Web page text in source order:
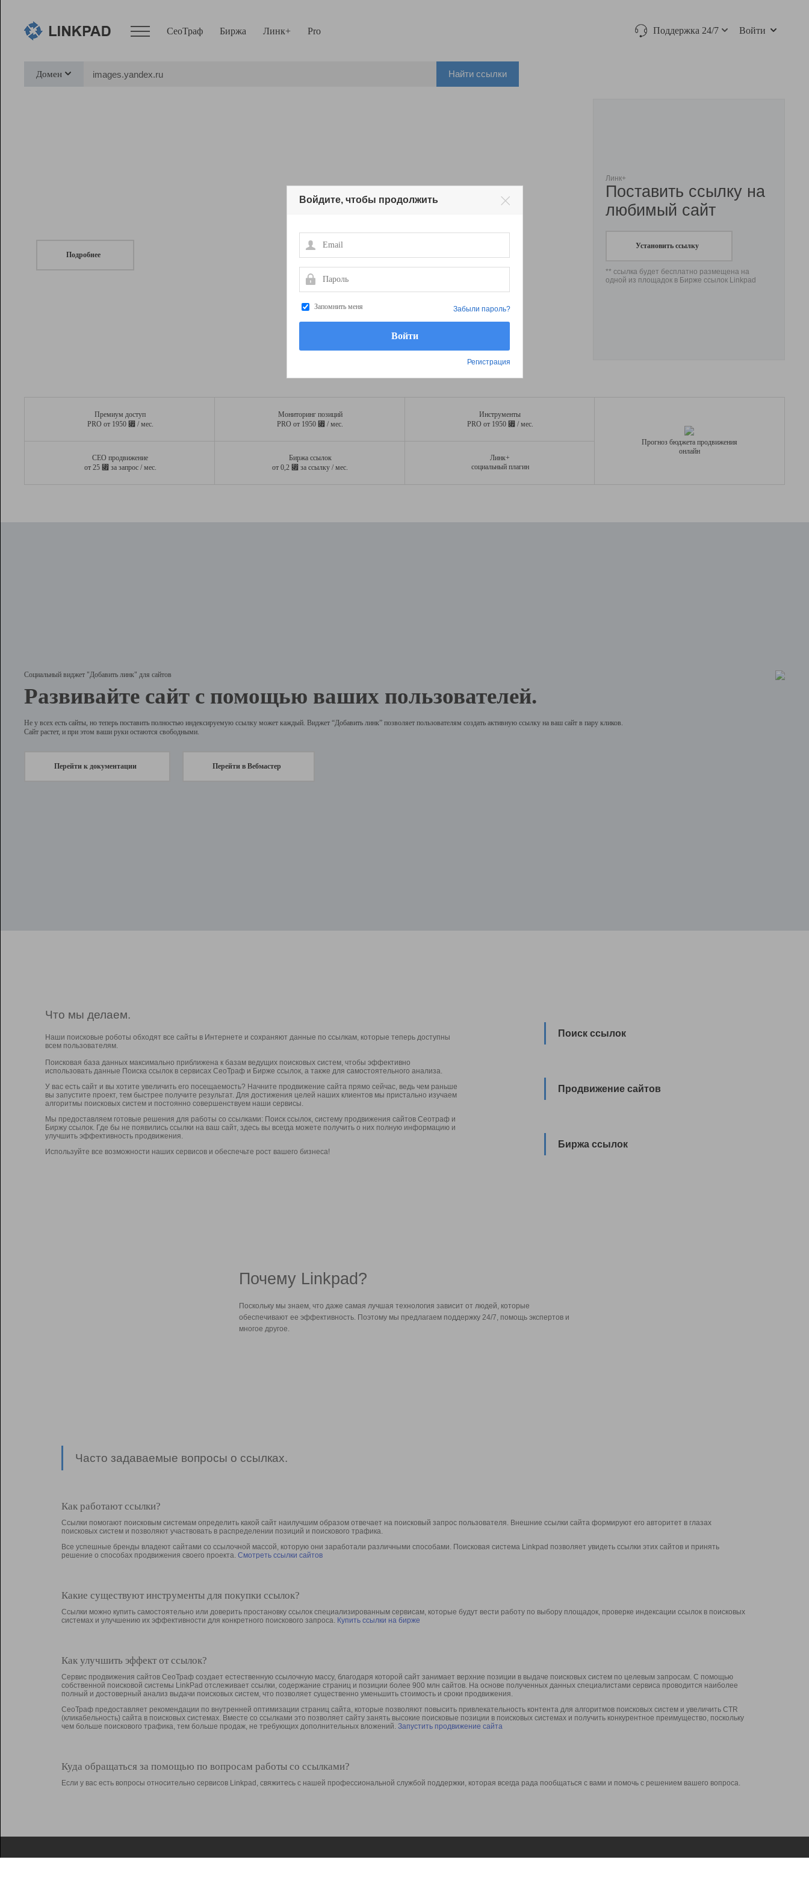
СеоТраф Биржа Линк+ Pro Поддержка 24/7 Войти
Домен Найти ссылки
Подробнее
Линк+
Поставить ссылку на
любимый сайт
Установить ссылку
** ссылка будет бесплатно размещена на
одной из площадок в Бирже ссылок Linkpad
Премиум доступ
PRO от 1950 ⃏ / мес.
Мониторинг позиций
PRO от 1950 ⃏ / мес.
Инструменты
PRO от 1950 ⃏ / мес.
СЕО продвижение
от 25 ⃏ за запрос / мес.
Биржа ссылок
от 0,2 ⃏ за ссылку / мес.
Линк+
социальный плагин
Прогноз бюджета продвижения
онлайн
Социальный виджет "Добавить линк" для сайтов
Развивайте сайт с помощью ваших пользователей.
Не у всех есть сайты, но теперь поставить полностью индексируемую ссылку может каждый. Виджет “Добавить линк” позволяет пользователям создать активную ссылку на ваш сайт в пару кликов.
Сайт растет, и при этом ваши руки остаются свободными.
Перейти к документации Перейти в Вебмастер
Что мы делаем.
Наши поисковые роботы обходят все сайты в Интернете и сохраняют данные по ссылкам, которые теперь доступны
всем пользователям.
Поисковая база данных максимально приближена к базам ведущих поисковых систем, чтобы эффективно
использовать данные Поиска ссылок в сервисах СеоТраф и Бирже ссылок, а также для самостоятельного анализа.
У вас есть сайт и вы хотите увеличить его посещаемость? Начните продвижение сайта прямо сейчас, ведь чем раньше
вы запустите проект, тем быстрее получите результат. Для достижения целей наших клиентов мы пристально изучаем
алгоритмы поисковых систем и постоянно совершенствуем наши сервисы.
Мы предоставляем готовые решения для работы со ссылками: Поиск ссылок, систему продвижения сайтов Сеотраф и
Биржу ссылок. Где бы не появились ссылки на ваш сайт, здесь вы всегда можете получить о них полную информацию и
улучшить эффективность продвижения.
Используйте все возможности наших сервисов и обеспечьте рост вашего бизнеса!
Поиск ссылок
Продвижение сайтов
Биржа ссылок
Почему Linkpad?
Поскольку мы знаем, что даже самая лучшая технология зависит от людей, которые
обеспечивают ее эффективность. Поэтому мы предлагаем поддержку 24/7, помощь экспертов и
многое другое.
Часто задаваемые вопросы о ссылках.
Как работают ссылки?
Ссылки помогают поисковым системам определить какой сайт наилучшим образом отвечает на поисковый запрос пользователя. Внешние ссылки сайта формируют его авторитет в глазах
поисковых систем и позволяют участвовать в раcпределении позиций и поискового трафика.
Все успешные бренды владеют сайтами со ссылочной массой, которую они заработали различными способами. Поисковая система Linkpad позволяет увидеть ссылки этих сайтов и принять
решение о способах продвижения своего проекта. Смотреть ссылки сайтов
Какие существуют инструменты для покупки ссылок?
Ссылки можно купить самостоятельно или доверить простановку ссылок специализированным сервисам, которые будут вести работу по выбору площадок, проверке индексации ссылок в поисковых
системах и улучшению их эффективности для конкретного поискового запроса. Купить ссылки на бирже
Как улучшить эффект от ссылок?
Сервис продвижения сайтов СеоТраф создает естественную ссылочную массу, благодаря которой сайт занимает верхние позиции в выдаче поисковых систем по целевым запросам. С помощью
собственной поисковой системы LinkPad отслеживает ссылки, содержание страниц и позиции более 900 млн сайтов. На основе полученных данных специалистами сервиса проводится наиболее
полный и достоверный анализ выдачи поисковых систем, что позволяет существенно уменьшить стоимость и сроки продвижения.
СеоТраф предоставляет рекомендации по внутренней оптимизации страниц сайта, которые позволяют повысить привлекательность контента для алгоритмов поисковых систем и увеличить CTR
(кликабельность) сайта в поисковых системах. Вместе со ссылками это позволяет сайту занять высокие поисковые позиции в поисковых системах и получить конкурентное преимущество, поскольку
чем больше поискового трафика, тем больше продаж, не требующих дополнительных вложений. Запустить продвижение сайта
Куда обращаться за помощью по вопросам работы со ссылками?
Если у вас есть вопросы относительно сервисов Linkpad, свяжитесь с нашей профессиональной службой поддержки, которая всегда рада пообщаться с вами и помочь с решением вашего вопроса.
Войдите, чтобы продолжить
Email
Пароль
Запомнить меня
Регистрация
Забыли пароль?